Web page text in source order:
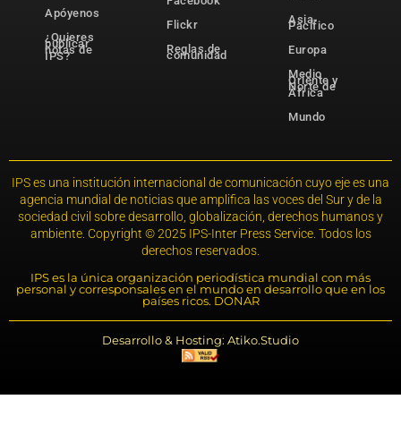
Apóyenos
¿Quieres
publicar
notas de
IPS?
Flickr
Reglas de
comunidad
Asia-
Pacífico
Europa
Medio
Oriente y
Norte de
África
Mundo
IPS es una institución internacional de comunicación cuyo eje es una
agencia mundial de noticias que amplifica las voces del Sur y de la
sociedad civil sobre desarrollo, globalización, derechos humanos y
ambiente. Copyright © 2025 IPS-Inter Press Service. Todos los
derechos reservados.
IPS es la única organización periodística mundial con más
personal y corresponsales en el mundo en desarrollo que en los
países ricos. DONAR
Desarrollo & Hosting: Atiko.Studio